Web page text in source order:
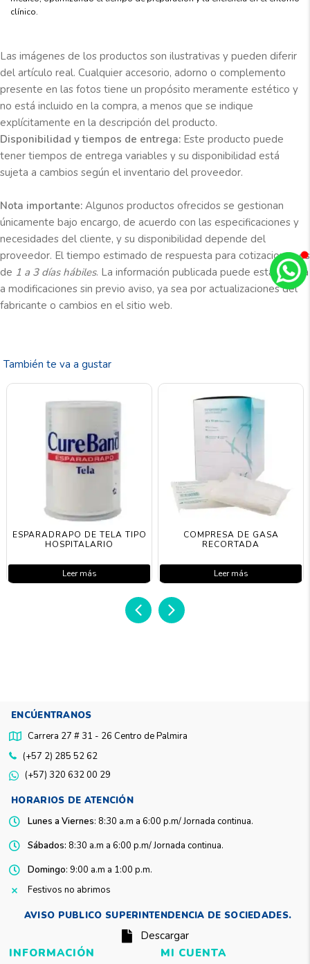
clínico.
Las imágenes de los productos son ilustrativas y pueden diferir
del artículo real. Cualquier accesorio, adorno o complemento
presente en las fotos tiene un propósito meramente estético y
no está incluido en la compra, a menos que se indique
explícitamente en la descripción del producto.
Disponibilidad y tiempos de entrega: Este producto puede
tener tiempos de entrega variables y su disponibilidad está
sujeta a cambios según el inventario del proveedor.
Nota importante: Algunos productos ofrecidos se gestionan
únicamente bajo encargo, de acuerdo con las especificaciones y
necesidades del cliente, y su disponibilidad depende del
proveedor. El tiempo estimado de respuesta para cotizaciones es
de 1 a 3 días hábiles. La información publicada puede estar sujeta
a modificaciones sin previo aviso, ya sea por actualizaciones del
fabricante o cambios en el sitio web.
También te va a gustar
ESPARADRAPO DE TELA TIPO
HOSPITALARIO
Leer más
COMPRESA DE GASA
RECORTADA
Leer más
ENCÚENTRANOS
Carrera 27 # 31 - 26 Centro de Palmira
(+57 2) 285 52 62
(+57) 320 632 00 29
HORARIOS DE ATENCIÓN
Lunes a Viernes: 8:30 a.m a 6:00 p.m/ Jornada continua.
Sábados: 8:30 a.m a 6:00 p.m/ Jornada continua.
Domingo: 9:00 a.m a 1:00 p.m.
Festivos no abrimos
AVISO PUBLICO SUPERINTENDENCIA DE SOCIEDADES.
Descargar
INFORMACIÓN
MI CUENTA